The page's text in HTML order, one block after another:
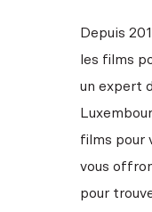
Depuis
les films
un expert
films pour
vous
pour